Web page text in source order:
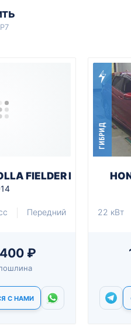
FIELDER NKE165G
Передний
₽
С НАМИ
ГИБРИД
22 кВт